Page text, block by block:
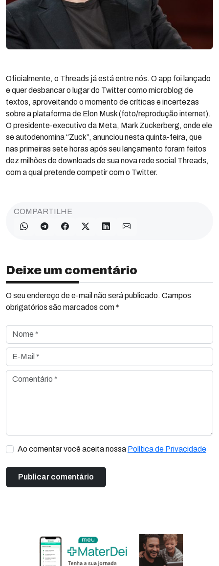
Oficialmente, o Threads já está entre nós. O app foi lançado
e quer desbancar o lugar do Twitter como microblog de
textos, aproveitando o momento de críticas e incertezas
sobre a plataforma de Elon Musk (foto/reprodução internet).
O presidente-executivo da Meta, Mark Zuckerberg, onde ele
se autodenomina “Zuck”, anunciou nesta quinta-feira, que
nas primeiras sete horas após seu lançamento foram feitos
dez milhões de downloads de sua nova rede social Threads,
com a qual pretende competir com o Twitter.
COMPARTILHE
Deixe um comentário
O seu endereço de e-mail não será publicado. Campos
obrigatórios são marcados com *
Nome *
E-Mail *
Comentário *
Ao comentar você aceita nossa Política de Privacidade